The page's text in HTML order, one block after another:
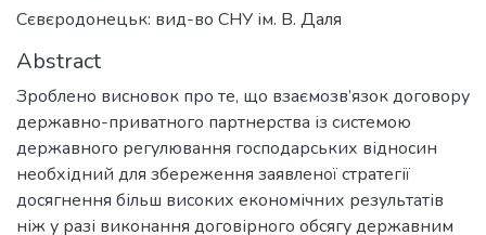
Сєвєродонецьк: вид-во СНУ ім. В. Даля
Abstract
Зроблено висновок про те, що взаємозв’язок договору
державно-приватного партнерства із системою
державного регулювання господарських відносин
необхідний для збереження заявленої стратегії
досягнення більш високих економічних результатів
ніж у разі виконання договірного обсягу державним